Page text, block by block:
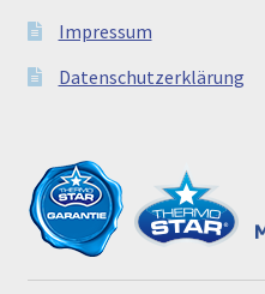
Impressum
Datenschutzerklärung